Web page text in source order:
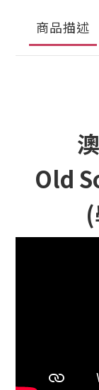
商品描述
Old